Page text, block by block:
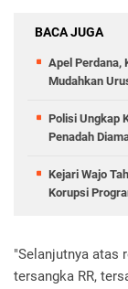
BACA JUGA
Apel Perdana,
Mudahkan
Polisi Ungkap
Penadah
Kejari Wajo
Korupsi
"Selanjutnya atas
tersangka RR,